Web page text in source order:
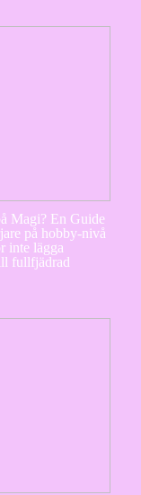
Magi? En Guide
på hobby-nivå
inte lägga
fullfjädrad